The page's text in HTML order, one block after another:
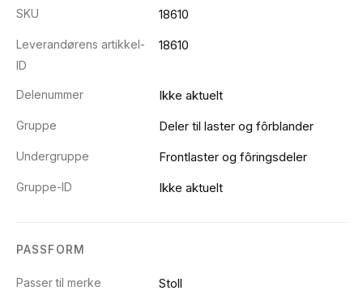
SKU 18610
Leverandørens artikkel-
ID
18610
Delenummer Ikke aktuelt
Gruppe Deler til laster og fôrblander
Undergruppe Frontlaster og fôringsdeler
Gruppe-ID Ikke aktuelt
PASSFORM
Passer til merke Stoll